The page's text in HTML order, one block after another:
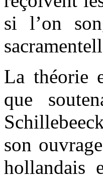
si l’on
La théorie
que
son ouvrage
hollandais